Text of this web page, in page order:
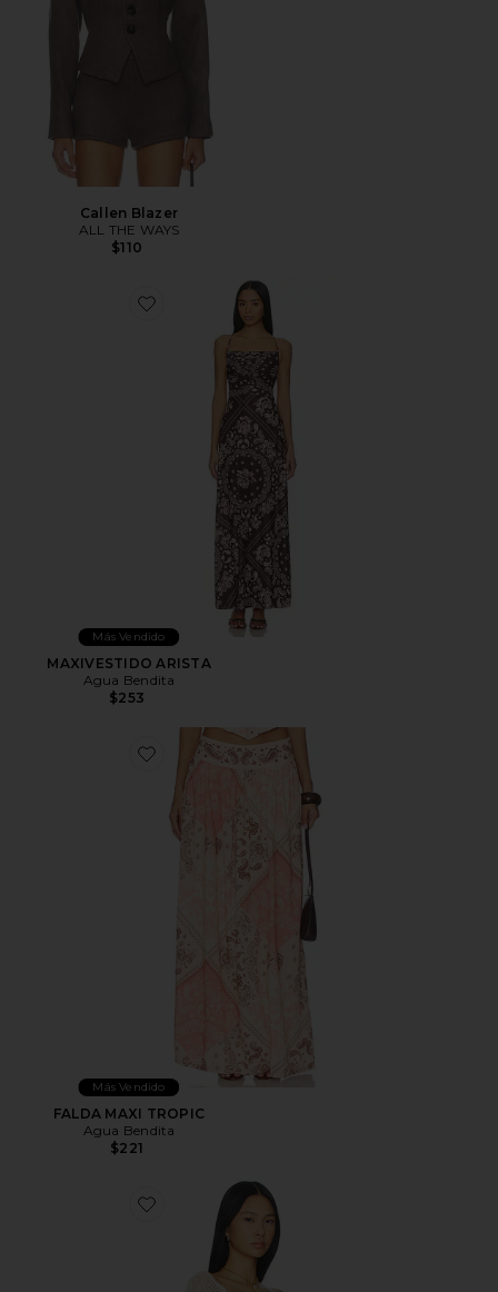
Callen Blazer
ALL THE WAYS
$110
Favorite MAXIVESTIDO ARISTA
Más Vendido
MAXIVESTIDO ARISTA
Agua Bendita
$253
Favorite FALDA MAXI TROPIC
Más Vendido
FALDA MAXI TROPIC
Agua Bendita
$221
Favorite Boh Crop Top